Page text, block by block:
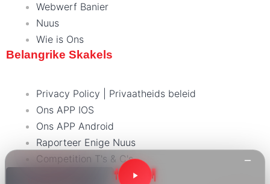
Click Here
Webwerf Banier
Nuus
Wie is Ons
Belangrike Skakels
Privacy Policy | Privaatheids beleid
Ons APP IOS
Ons APP Android
Raporteer Enige Nuus
Competition T's & C's